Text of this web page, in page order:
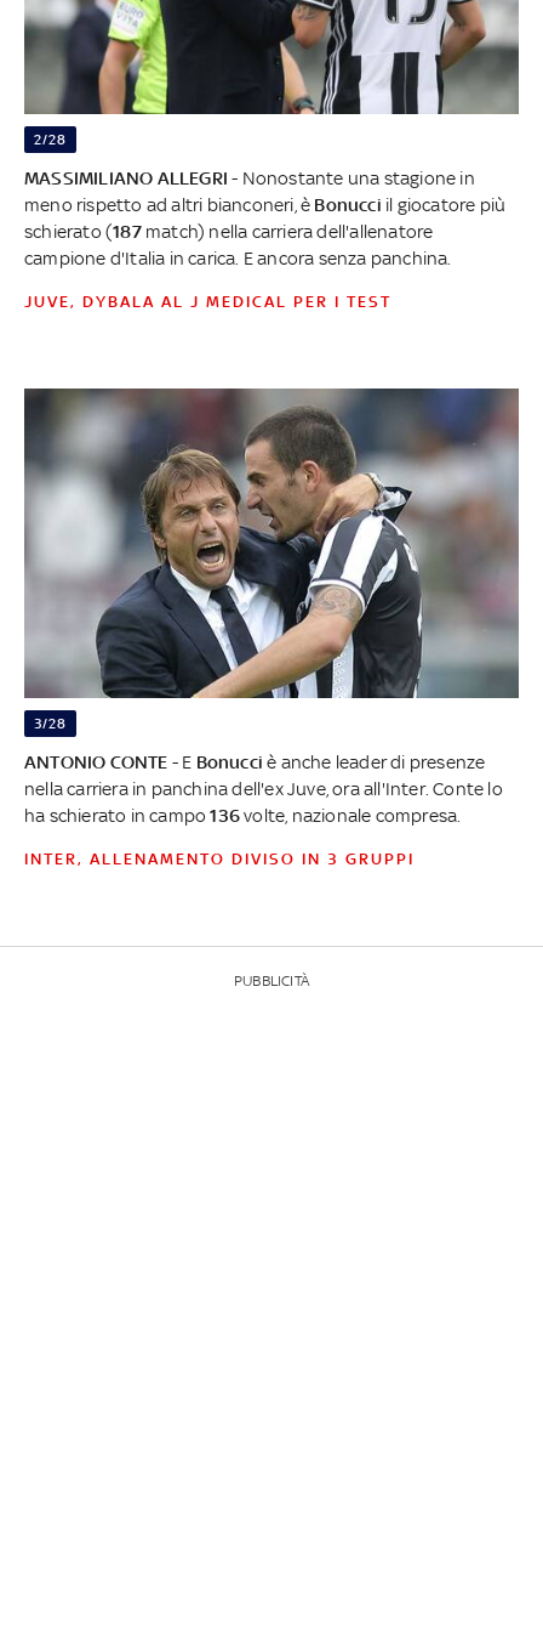
2/28
MASSIMILIANO ALLEGRI- Nonostante una stagione in
meno rispetto ad altri bianconeri, è Bonucci il giocatore più
schierato (187match) nella carriera dell'allenatore
campione d'Italia in carica. E ancora senza panchina.
JUVE, DYBALA AL J MEDICAL PER I TEST
3/28
ANTONIO CONTE - E Bonucci è anche leader di presenze
nella carriera in panchina dell'ex Juve, ora all'Inter. Conte lo
ha schierato in campo136volte, nazionale compresa.
INTER, ALLENAMENTO DIVISO IN 3 GRUPPI
PUBBLICITÀ